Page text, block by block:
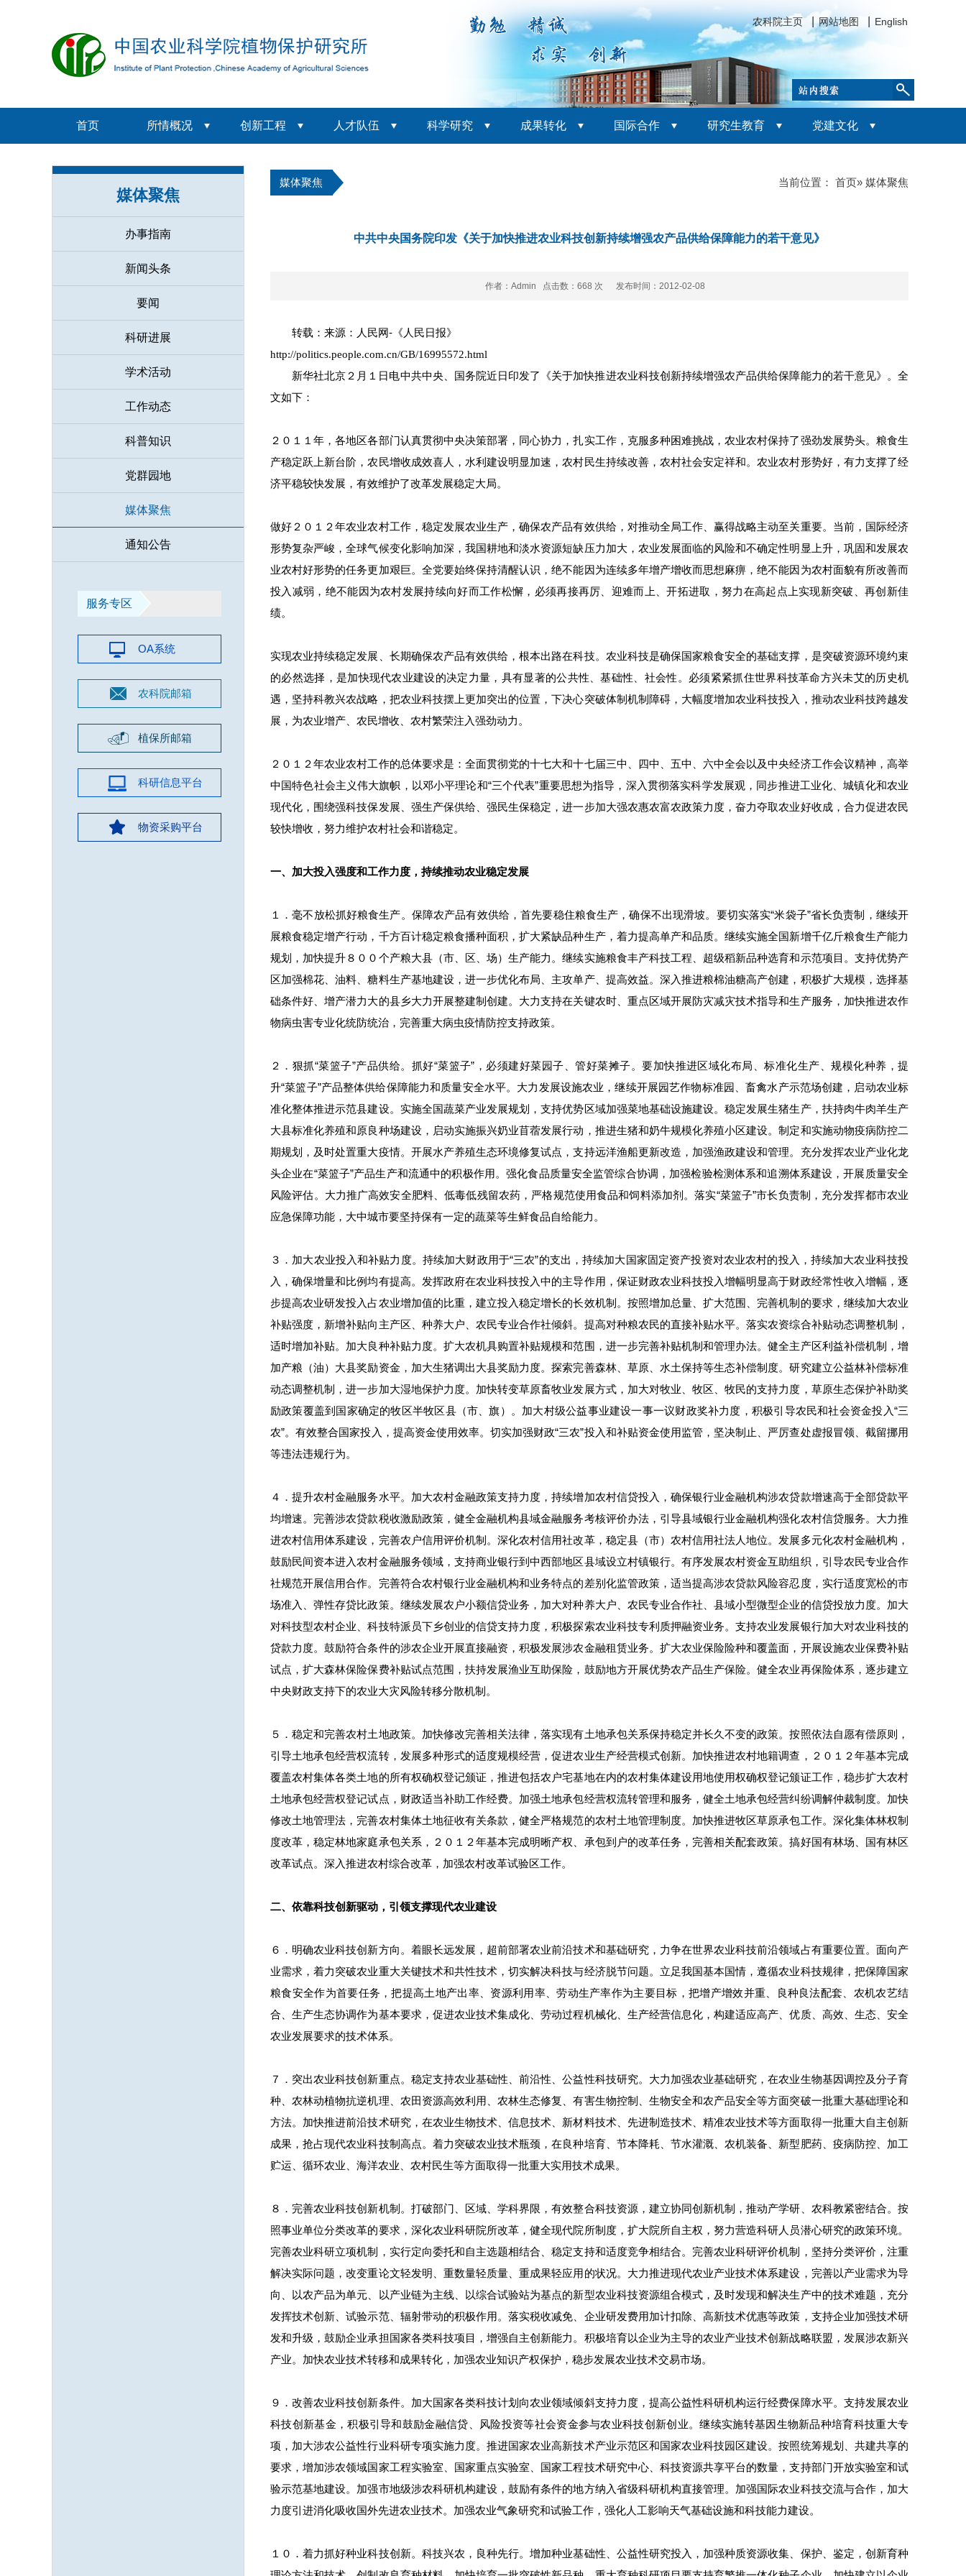
农科院主页 网站地图 English
首页 所情概况 创新工程 人才队伍 科学研究 成果转化 国际合作 研究生教育 党建文化
媒体聚焦
办事指南
新闻头条
要闻
科研进展
学术活动
工作动态
科普知识
党群园地
媒体聚焦
通知公告
服务专区
OA系统
农科院邮箱
植保所邮箱
科研信息平台
物资采购平台
媒体聚焦 当前位置： 首页» 媒体聚焦
中共中央国务院印发《关于加快推进农业科技创新持续增强农产品供给保障能力的若干意见》
作者：Admin 点击数： 668 次 发布时间：2012-02-08
转载： 来源： 人民网-《人民日报》
http://politics.people.com.cn/GB/16995572.html
新华社北京２月１日电中共中央、国务院近日印发了《关于加快推进农业科技创新持续增强农产品供给保障能力的若干意见》。全
文如下：
２０１１年，各地区各部门认真贯彻中央决策部署，同心协力，扎实工作，克服多种困难挑战，农业农村保持了强劲发展势头。粮食生
产稳定跃上新台阶，农民增收成效喜人，水利建设明显加速，农村民生持续改善，农村社会安定祥和。农业农村形势好，有力支撑了经
济平稳较快发展，有效维护了改革发展稳定大局。
做好２０１２年农业农村工作，稳定发展农业生产，确保农产品有效供给，对推动全局工作、赢得战略主动至关重要。当前，国际经济
形势复杂严峻，全球气候变化影响加深，我国耕地和淡水资源短缺压力加大，农业发展面临的风险和不确定性明显上升，巩固和发展农
业农村好形势的任务更加艰巨。全党要始终保持清醒认识，绝不能因为连续多年增产增收而思想麻痹，绝不能因为农村面貌有所改善而
投入减弱，绝不能因为农村发展持续向好而工作松懈，必须再接再厉、迎难而上、开拓进取，努力在高起点上实现新突破、再创新佳
绩。
实现农业持续稳定发展、长期确保农产品有效供给，根本出路在科技。农业科技是确保国家粮食安全的基础支撑，是突破资源环境约束
的必然选择，是加快现代农业建设的决定力量，具有显著的公共性、基础性、社会性。必须紧紧抓住世界科技革命方兴未艾的历史机
遇，坚持科教兴农战略，把农业科技摆上更加突出的位置，下决心突破体制机制障碍，大幅度增加农业科技投入，推动农业科技跨越发
展，为农业增产、农民增收、农村繁荣注入强劲动力。
２０１２年农业农村工作的总体要求是：全面贯彻党的十七大和十七届三中、四中、五中、六中全会以及中央经济工作会议精神，高举
中国特色社会主义伟大旗帜，以邓小平理论和“三个代表”重要思想为指导，深入贯彻落实科学发展观，同步推进工业化、城镇化和农业
现代化，围绕强科技保发展、强生产保供给、强民生保稳定，进一步加大强农惠农富农政策力度，奋力夺取农业好收成，合力促进农民
较快增收，努力维护农村社会和谐稳定。
一、加大投入强度和工作力度，持续推动农业稳定发展
１．毫不放松抓好粮食生产。保障农产品有效供给，首先要稳住粮食生产，确保不出现滑坡。要切实落实“米袋子”省长负责制，继续开
展粮食稳定增产行动，千方百计稳定粮食播种面积，扩大紧缺品种生产，着力提高单产和品质。继续实施全国新增千亿斤粮食生产能力
规划，加快提升８００个产粮大县（市、区、场）生产能力。继续实施粮食丰产科技工程、超级稻新品种选育和示范项目。支持优势产
区加强棉花、油料、糖料生产基地建设，进一步优化布局、主攻单产、提高效益。深入推进粮棉油糖高产创建，积极扩大规模，选择基
础条件好、增产潜力大的县乡大力开展整建制创建。大力支持在关键农时、重点区域开展防灾减灾技术指导和生产服务，加快推进农作
物病虫害专业化统防统治，完善重大病虫疫情防控支持政策。
２．狠抓“菜篮子”产品供给。抓好“菜篮子”，必须建好菜园子、管好菜摊子。要加快推进区域化布局、标准化生产、规模化种养，提
升“菜篮子”产品整体供给保障能力和质量安全水平。大力发展设施农业，继续开展园艺作物标准园、畜禽水产示范场创建，启动农业标
准化整体推进示范县建设。实施全国蔬菜产业发展规划，支持优势区域加强菜地基础设施建设。稳定发展生猪生产，扶持肉牛肉羊生产
大县标准化养殖和原良种场建设，启动实施振兴奶业苜蓿发展行动，推进生猪和奶牛规模化养殖小区建设。制定和实施动物疫病防控二
期规划，及时处置重大疫情。开展水产养殖生态环境修复试点，支持远洋渔船更新改造，加强渔政建设和管理。充分发挥农业产业化龙
头企业在“菜篮子”产品生产和流通中的积极作用。强化食品质量安全监管综合协调，加强检验检测体系和追溯体系建设，开展质量安全
风险评估。大力推广高效安全肥料、低毒低残留农药，严格规范使用食品和饲料添加剂。落实“菜篮子”市长负责制，充分发挥都市农业
应急保障功能，大中城市要坚持保有一定的蔬菜等生鲜食品自给能力。
３．加大农业投入和补贴力度。持续加大财政用于“三农”的支出，持续加大国家固定资产投资对农业农村的投入，持续加大农业科技投
入，确保增量和比例均有提高。发挥政府在农业科技投入中的主导作用，保证财政农业科技投入增幅明显高于财政经常性收入增幅，逐
步提高农业研发投入占农业增加值的比重，建立投入稳定增长的长效机制。按照增加总量、扩大范围、完善机制的要求，继续加大农业
补贴强度，新增补贴向主产区、种养大户、农民专业合作社倾斜。提高对种粮农民的直接补贴水平。落实农资综合补贴动态调整机制，
适时增加补贴。加大良种补贴力度。扩大农机具购置补贴规模和范围，进一步完善补贴机制和管理办法。健全主产区利益补偿机制，增
加产粮（油）大县奖励资金，加大生猪调出大县奖励力度。探索完善森林、草原、水土保持等生态补偿制度。研究建立公益林补偿标准
动态调整机制，进一步加大湿地保护力度。加快转变草原畜牧业发展方式，加大对牧业、牧区、牧民的支持力度，草原生态保护补助奖
励政策覆盖到国家确定的牧区半牧区县（市、旗）。加大村级公益事业建设一事一议财政奖补力度，积极引导农民和社会资金投入“三
农”。有效整合国家投入，提高资金使用效率。切实加强财政“三农”投入和补贴资金使用监管，坚决制止、严厉查处虚报冒领、截留挪用
等违法违规行为。
４．提升农村金融服务水平。加大农村金融政策支持力度，持续增加农村信贷投入，确保银行业金融机构涉农贷款增速高于全部贷款平
均增速。完善涉农贷款税收激励政策，健全金融机构县域金融服务考核评价办法，引导县域银行业金融机构强化农村信贷服务。大力推
进农村信用体系建设，完善农户信用评价机制。深化农村信用社改革，稳定县（市）农村信用社法人地位。发展多元化农村金融机构，
鼓励民间资本进入农村金融服务领域，支持商业银行到中西部地区县域设立村镇银行。有序发展农村资金互助组织，引导农民专业合作
社规范开展信用合作。完善符合农村银行业金融机构和业务特点的差别化监管政策，适当提高涉农贷款风险容忍度，实行适度宽松的市
场准入、弹性存贷比政策。继续发展农户小额信贷业务，加大对种养大户、农民专业合作社、县域小型微型企业的信贷投放力度。加大
对科技型农村企业、科技特派员下乡创业的信贷支持力度，积极探索农业科技专利质押融资业务。支持农业发展银行加大对农业科技的
贷款力度。鼓励符合条件的涉农企业开展直接融资，积极发展涉农金融租赁业务。扩大农业保险险种和覆盖面，开展设施农业保费补贴
试点，扩大森林保险保费补贴试点范围，扶持发展渔业互助保险，鼓励地方开展优势农产品生产保险。健全农业再保险体系，逐步建立
中央财政支持下的农业大灾风险转移分散机制。
５．稳定和完善农村土地政策。加快修改完善相关法律，落实现有土地承包关系保持稳定并长久不变的政策。按照依法自愿有偿原则，
引导土地承包经营权流转，发展多种形式的适度规模经营，促进农业生产经营模式创新。加快推进农村地籍调查，２０１２年基本完成
覆盖农村集体各类土地的所有权确权登记颁证，推进包括农户宅基地在内的农村集体建设用地使用权确权登记颁证工作，稳步扩大农村
土地承包经营权登记试点，财政适当补助工作经费。加强土地承包经营权流转管理和服务，健全土地承包经营纠纷调解仲裁制度。加快
修改土地管理法，完善农村集体土地征收有关条款，健全严格规范的农村土地管理制度。加快推进牧区草原承包工作。深化集体林权制
度改革，稳定林地家庭承包关系，２０１２年基本完成明晰产权、承包到户的改革任务，完善相关配套政策。搞好国有林场、国有林区
改革试点。深入推进农村综合改革，加强农村改革试验区工作。
二、依靠科技创新驱动，引领支撑现代农业建设
６．明确农业科技创新方向。着眼长远发展，超前部署农业前沿技术和基础研究，力争在世界农业科技前沿领域占有重要位置。面向产
业需求，着力突破农业重大关键技术和共性技术，切实解决科技与经济脱节问题。立足我国基本国情，遵循农业科技规律，把保障国家
粮食安全作为首要任务，把提高土地产出率、资源利用率、劳动生产率作为主要目标，把增产增效并重、良种良法配套、农机农艺结
合、生产生态协调作为基本要求，促进农业技术集成化、劳动过程机械化、生产经营信息化，构建适应高产、优质、高效、生态、安全
农业发展要求的技术体系。
７．突出农业科技创新重点。稳定支持农业基础性、前沿性、公益性科技研究。大力加强农业基础研究，在农业生物基因调控及分子育
种、农林动植物抗逆机理、农田资源高效利用、农林生态修复、有害生物控制、生物安全和农产品安全等方面突破一批重大基础理论和
方法。加快推进前沿技术研究，在农业生物技术、信息技术、新材料技术、先进制造技术、精准农业技术等方面取得一批重大自主创新
成果，抢占现代农业科技制高点。着力突破农业技术瓶颈，在良种培育、节本降耗、节水灌溉、农机装备、新型肥药、疫病防控、加工
贮运、循环农业、海洋农业、农村民生等方面取得一批重大实用技术成果。
８．完善农业科技创新机制。打破部门、区域、学科界限，有效整合科技资源，建立协同创新机制，推动产学研、农科教紧密结合。按
照事业单位分类改革的要求，深化农业科研院所改革，健全现代院所制度，扩大院所自主权，努力营造科研人员潜心研究的政策环境。
完善农业科研立项机制，实行定向委托和自主选题相结合、稳定支持和适度竞争相结合。完善农业科研评价机制，坚持分类评价，注重
解决实际问题，改变重论文轻发明、重数量轻质量、重成果轻应用的状况。大力推进现代农业产业技术体系建设，完善以产业需求为导
向、以农产品为单元、以产业链为主线、以综合试验站为基点的新型农业科技资源组合模式，及时发现和解决生产中的技术难题，充分
发挥技术创新、试验示范、辐射带动的积极作用。落实税收减免、企业研发费用加计扣除、高新技术优惠等政策，支持企业加强技术研
发和升级，鼓励企业承担国家各类科技项目，增强自主创新能力。积极培育以企业为主导的农业产业技术创新战略联盟，发展涉农新兴
产业。加快农业技术转移和成果转化，加强农业知识产权保护，稳步发展农业技术交易市场。
９．改善农业科技创新条件。加大国家各类科技计划向农业领域倾斜支持力度，提高公益性科研机构运行经费保障水平。支持发展农业
科技创新基金，积极引导和鼓励金融信贷、风险投资等社会资金参与农业科技创新创业。继续实施转基因生物新品种培育科技重大专
项，加大涉农公益性行业科研专项实施力度。推进国家农业高新技术产业示范区和国家农业科技园区建设。按照统筹规划、共建共享的
要求，增加涉农领域国家工程实验室、国家重点实验室、国家工程技术研究中心、科技资源共享平台的数量，支持部门开放实验室和试
验示范基地建设。加强市地级涉农科研机构建设，鼓励有条件的地方纳入省级科研机构直接管理。加强国际农业科技交流与合作，加大
力度引进消化吸收国外先进农业技术。加强农业气象研究和试验工作，强化人工影响天气基础设施和科技能力建设。
１０．着力抓好种业科技创新。科技兴农，良种先行。增加种业基础性、公益性研究投入，加强种质资源收集、保护、鉴定，创新育种